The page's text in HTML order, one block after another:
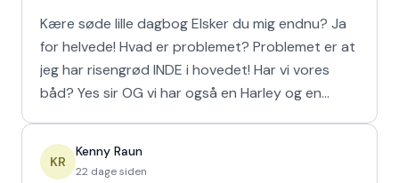
Kære søde lille dagbog Elsker du mig endnu? Ja
for helvede! Hvad er problemet? Problemet er at
jeg har risengrød INDE i hovedet! Har vi vores
båd? Yes sir OG vi har også en Harley og en
KR
Kenny Raun
22 dage siden